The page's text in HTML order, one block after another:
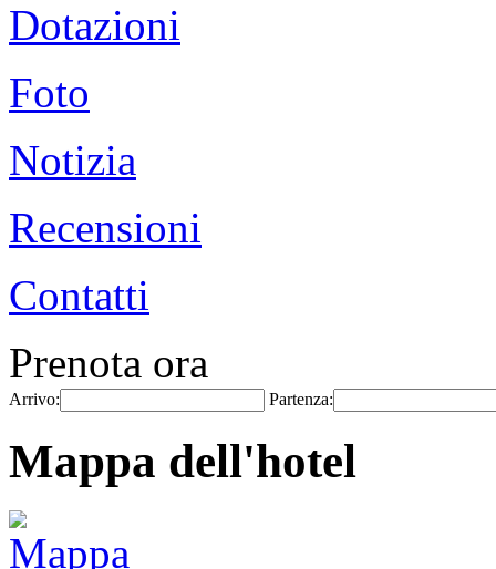
Dotazioni
Foto
Notizia
Recensioni
Contatti
Prenota ora
Arrivo: Partenza:
Mappa dell'hotel